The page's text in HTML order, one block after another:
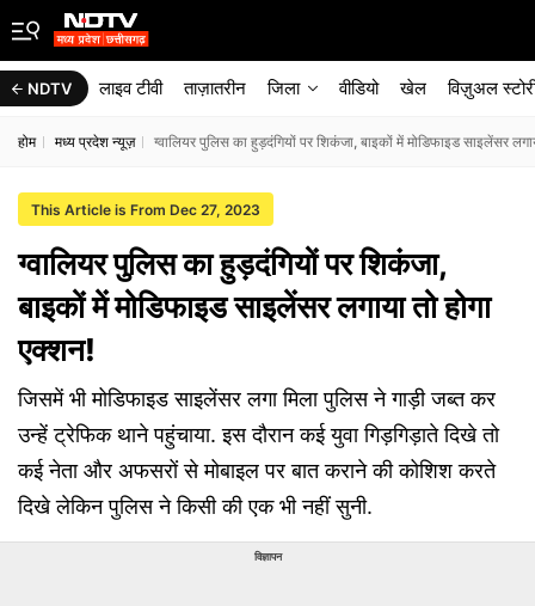
NDTV लाइव टीवी ताज़ातरीन जिला वीडियो खेल विज़ुअल
होम मध्य प्रदेश न्यूज़ ग्वालियर पुलिस का हुड़दंगियों पर शिकंजा, बाइकों में मोडिफाइड साइलेंसर
This Article is From Dec 27, 2023
ग्वालियर पुलिस का हुड़दंगियों पर शिकंजा,
बाइकों में मोडिफाइड साइलेंसर लगाया तो होगा
एक्शन!
जिसमें भी मोडिफाइड साइलेंसर लगा मिला पुलिस ने गाड़ी जब्त कर
उन्हें ट्रेफिक थाने पहुंचाया. इस दौरान कई युवा गिड़गिड़ाते दिखे तो
कई नेता और अफसरों से मोबाइल पर बात कराने की कोशिश करते
दिखे लेकिन पुलिस ने किसी की एक भी नहीं सुनी.
विज्ञापन